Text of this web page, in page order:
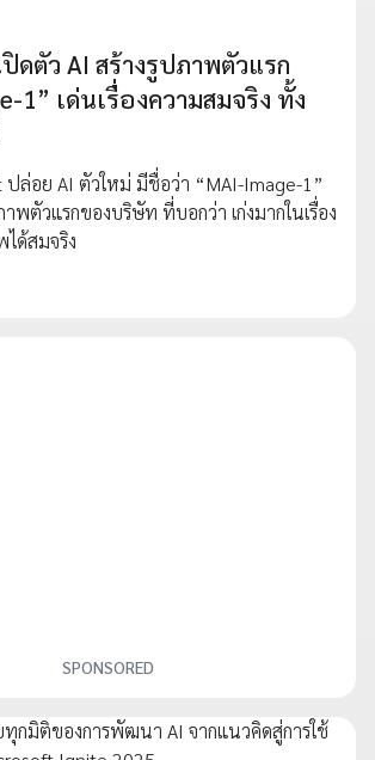
ดตัว AI สร้างรูปภาพตัวแรก
1” เด่นเรื่องความสมจริง ทั้ง
ล่อย AI ตัวใหม่ มีชื่อว่า “MAI-Image-1”
พตัวแรกของบริษัท ที่บอกว่า เก่งมากในเรื่อง
ได้สมจริง
SPONSORED